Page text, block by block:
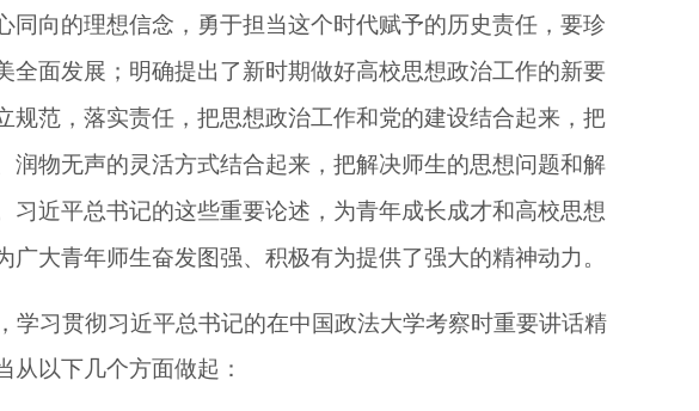
向的理想信念，勇于担当这个时代赋予的历史责任，要珍
面发展；明确提出了新时期做好高校思想政治工作的新要
规范，落实责任，把思想政治工作和党的建设结合起来，把
润物无声的灵活方式结合起来，把解决师生的思想问题和解
习近平总书记的这些重要论述，为青年成长成才和高校思想
大青年师生奋发图强、积极有为提供了强大的精神动力。
学习贯彻习近平总书记的在中国政法大学考察时重要讲话精
以下几个方面做起：